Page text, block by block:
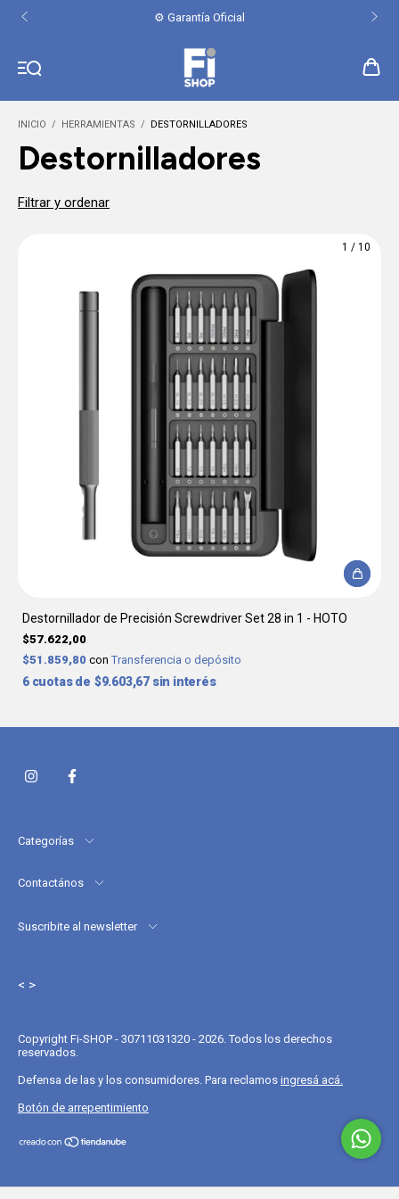
⚙️ Garantía Oficial
INICIO / HERRAMIENTAS / DESTORNILLADORES
Destornilladores
Filtrar y ordenar
1 / 10
Destornillador de Precisión Screwdriver Set 28 in 1 - HOTO
$57.622,00
$51.859,80 con Transferencia o depósito
6 $9.603,67 sin interés
Categorías
Contactános
Suscribite al newsletter
< >
Copyright Fi-SHOP - 30711031320 - 2026. Todos los derechos
reservados.
Defensa de las y los consumidores. Para reclamos ingresá acá.
Botón de arrepentimiento